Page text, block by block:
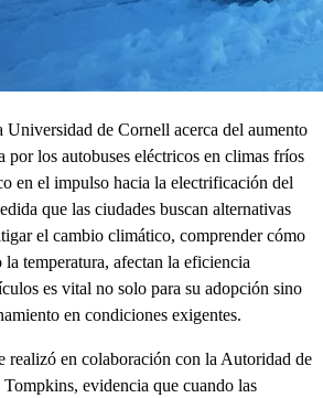
Universidad de Cornell acerca del aumento
por los autobuses eléctricos en climas fríos
en el impulso hacia la electrificación del
que las ciudades buscan alternativas
el cambio climático, comprender cómo
temperatura, afectan la eficiencia
es vital no solo para su adopción sino
en condiciones exigentes.
realizó en colaboración con la Autoridad de
evidencia que cuando las